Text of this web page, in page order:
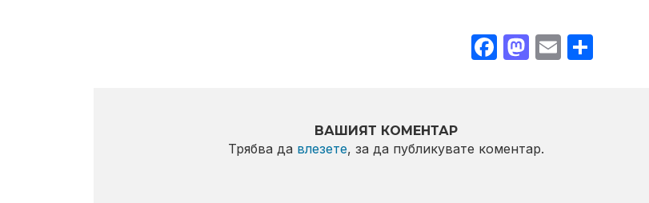
Facebook
Mastodon
EmailShare
ВАШИЯТ КОМЕНТАР
Трябва да влезете, за да публикувате коментар.